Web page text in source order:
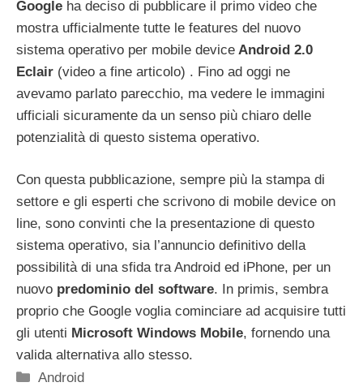
Google ha deciso di pubblicare il primo video che
mostra ufficialmente tutte le features del nuovo
sistema operativo per mobile device Android 2.0
Eclair (video a fine articolo) . Fino ad oggi ne
avevamo parlato parecchio, ma vedere le immagini
ufficiali sicuramente da un senso più chiaro delle
potenzialità di questo sistema operativo.
Con questa pubblicazione, sempre più la stampa di
settore e gli esperti che scrivono di mobile device on
line, sono convinti che la presentazione di questo
sistema operativo, sia l’annuncio definitivo della
possibilità di una sfida tra Android ed iPhone, per un
nuovo predominio del software. In primis, sembra
proprio che Google voglia cominciare ad acquisire tutti
gli utenti Microsoft Windows Mobile, fornendo una
valida alternativa allo stesso.
Categorie
Android